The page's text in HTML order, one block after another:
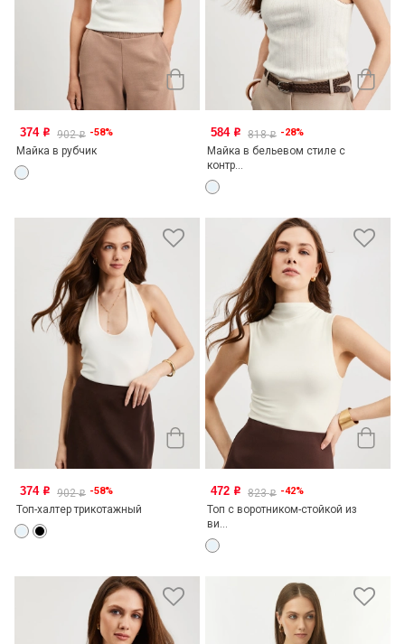
374 o 902o -58%
Майка в рубчик
584 o 818o -28%
Майка в бельевом стиле с
контр...
374 o 902o -58%
Топ-халтер трикотажный
472 o 823o -42%
Топ с воротником-стойкой из
ви...